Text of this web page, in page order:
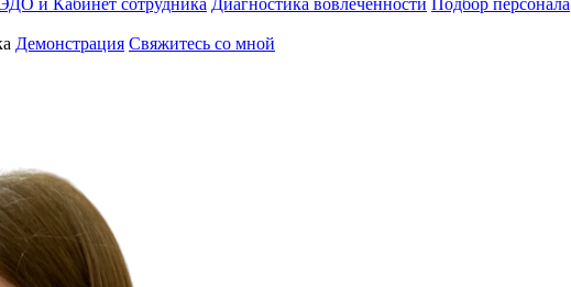
Демонстрация Свяжитесь со мной